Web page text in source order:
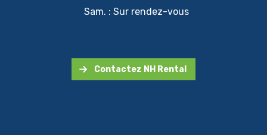
Sam. : Sur rendez-vous
Contactez NH Rental